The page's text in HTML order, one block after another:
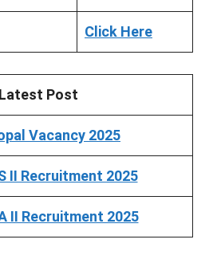
Click Here
Latest Post
Vacancy 2025
II Recruitment 2025
II Recruitment 2025